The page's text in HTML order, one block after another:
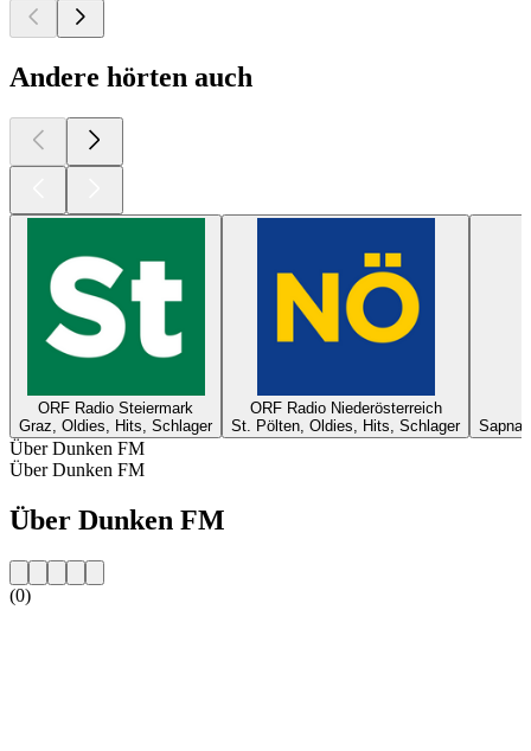
Andere hörten auch
ORF Radio Steiermark
Graz, Oldies, Hits, Schlager
ORF Radio Niederösterreich
St. Pölten, Oldies, Hits, Schlager
Über Dunken FM
Über Dunken FM
Über Dunken FM
(0)